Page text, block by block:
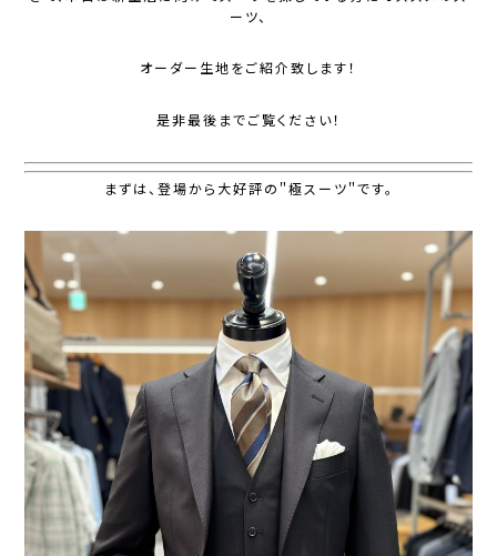
ーツ、
オーダー生地をご紹介致します！
是非最後までご覧ください！
まずは、登場から大好評の＂極スーツ＂です。